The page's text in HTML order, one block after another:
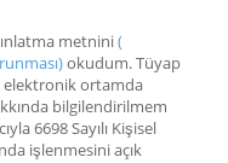
metnini(
okudum. Tüyap
elektronik ortamda
bilgilendirilmem
6698 Sayılı Kişisel
işlenmesini açık